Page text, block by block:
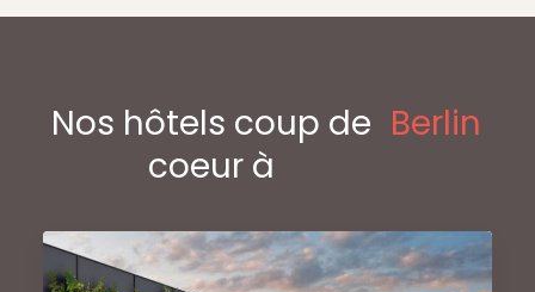
Nos hôtels coup de
coeur à
Berlin